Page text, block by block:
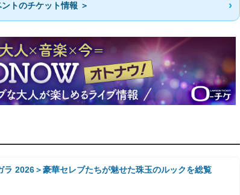
トのチケット情報 ＞
ラ 2026＞豪華セレブたちが魅せた珠玉のルックを総覧